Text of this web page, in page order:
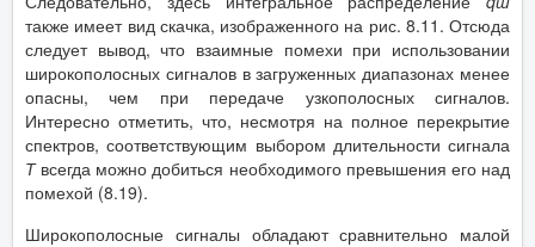
также имеет вид скачка, изображенного на рис. 8.11. Отсюда
следует вывод, что взаимные помехи при использовании
широкополосных сигналов в загруженных диапазонах менее
опасны, чем при передаче узкополосных сигналов.
Интересно отметить, что, несмотря на полное перекрытие
спектров, соответствующим выбором длительности сигнала
Т всегда можно добиться необходимого превышения его над
помехой (8.19).
Широкополосные сигналы обладают сравнительно малой